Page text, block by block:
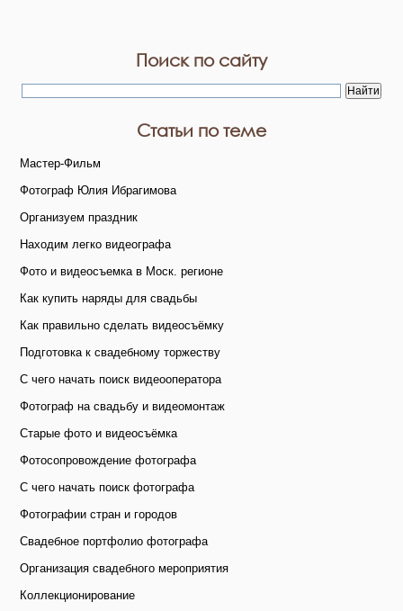
Поиск по сайту
Статьи по теме
Мастер-Фильм
Фотограф Юлия Ибрагимова
Организуем праздник
Находим легко видеографа
Фото и видеосъемка в Моск. регионе
Как купить наряды для свадьбы
Как правильно сделать видеосъёмку
Подготовка к свадебному торжеству
С чего начать поиск видеооператора
Фотограф на свадьбу и видеомонтаж
Старые фото и видеосъёмка
Фотосопровождение фотографа
С чего начать поиск фотографа
Фотографии стран и городов
Свадебное портфолио фотографа
Организация свадебного мероприятия
Коллекционирование